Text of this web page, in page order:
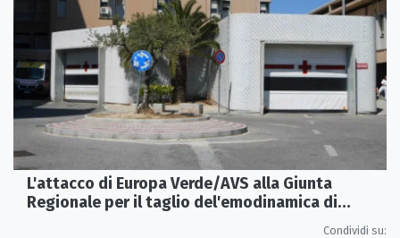
L'attacco di Europa Verde/AVS alla Giunta
Regionale per il taglio del'emodinamica di
Condividi su: